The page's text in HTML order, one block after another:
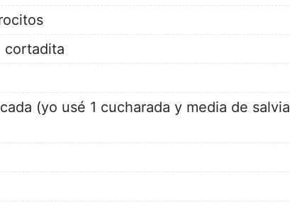
cortadita
(yo usé 1 cucharada y media de salvia